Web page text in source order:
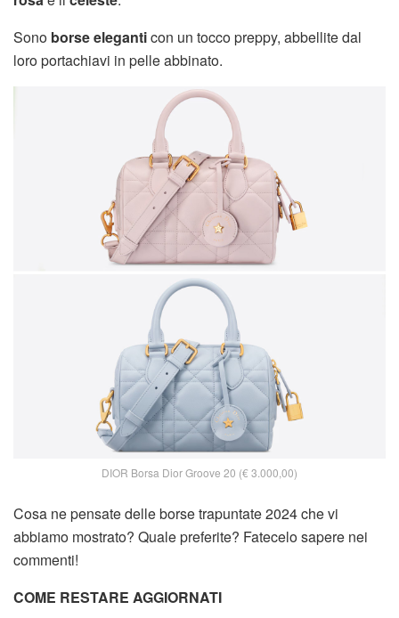
Sono borse eleganticon un tocco preppy, abbellite dal
loro portachiavi in pelle abbinato.
DIOR Borsa Dior Groove 20 (€ 3.000,00)
Cosa ne pensate delle borse trapuntate 2024 che vi
abbiamo mostrato? Quale preferite? Fatecelo sapere nei
commenti!
COME RESTARE AGGIORNATI